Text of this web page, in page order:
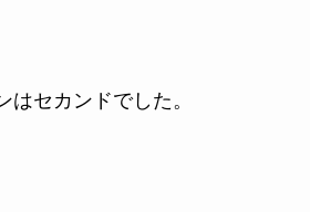
はセカンドでした。